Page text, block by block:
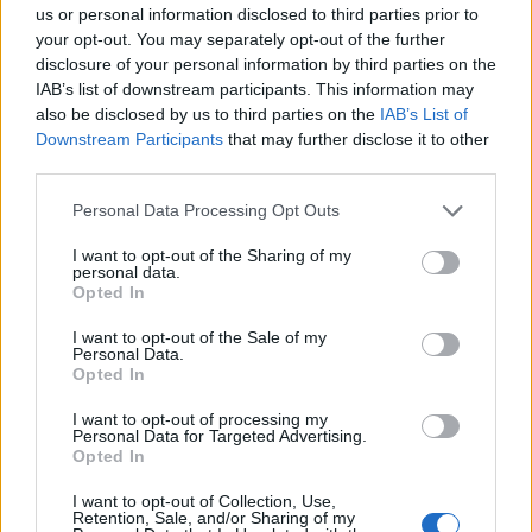
us or personal information disclosed to third parties prior to
your opt-out. You may separately opt-out of the further
disclosure of your personal information by third parties on the
IAB’s list of downstream participants. This information may
also be disclosed by us to third parties on the IAB’s List of
Downstream Participants that may further disclose it to other
Personal Data Processing Opt Outs
I want to opt-out of the Sharing of my
personal data.
Opted In
I want to opt-out of the Sale of my
Personal Data.
Opted In
I want to opt-out of processing my
Personal Data for Targeted Advertising.
Opted In
I want to opt-out of Collection, Use,
Retention, Sale, and/or Sharing of my
Publicado24 de Mayo del 2004
podrias haber lavado el coche un poquitin para hacerle las fotos
jajaja.Eso de posar sucio no queda bien
Aunque sucios
tambien estanguapos los jodidos...
javier
muy chulo el color!